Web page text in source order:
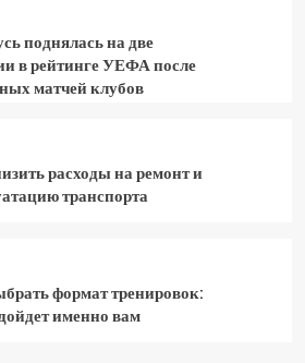
поднялась на две
в рейтинге УЕФА после
матчей клубов
расходы на ремонт и
транспорта
формат тренировок:
именно вам